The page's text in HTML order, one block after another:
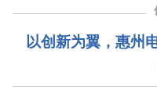
以创新为翼，惠州